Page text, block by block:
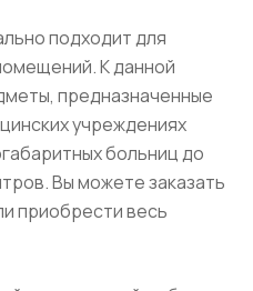
подходит для
К данной
предназначенные
учреждениях
больниц до
Вы можете заказать
приобрести весь